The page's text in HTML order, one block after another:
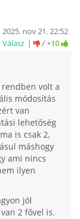
2025. nov 21. 22:52
Válasz
/+10
volt a
módosítás
van
lehetőség
is csak 2,
máshogy
ami nincs
ilyen
jól
2 fővel is.